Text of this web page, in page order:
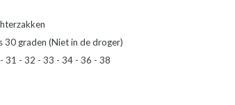
30 graden (Niet in de droger)
31 - 32 - 33 - 34 - 36 - 38